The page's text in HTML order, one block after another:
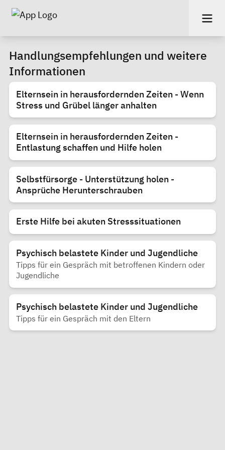
Handlungsempfehlungen und weitere
Informationen
Elternsein in herausfordernden Zeiten - Wenn
Stress und Grübel länger anhalten
Elternsein in herausfordernden Zeiten -
Entlastung schaffen und Hilfe holen
Selbstfürsorge - Unterstützung holen -
Ansprüche Herunterschrauben
Erste Hilfe bei akuten Stresssituationen
Psychisch belastete Kinder und Jugendliche
Tipps für ein Gespräch mit betroffenen Kindern oder
Jugendliche
Psychisch belastete Kinder und Jugendliche
Tipps für ein Gespräch mit den Eltern